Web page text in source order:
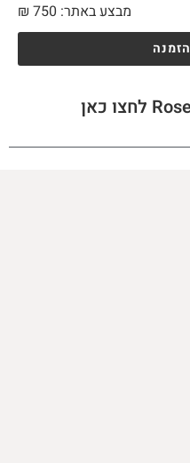
מבצע באתר:
₪ 750